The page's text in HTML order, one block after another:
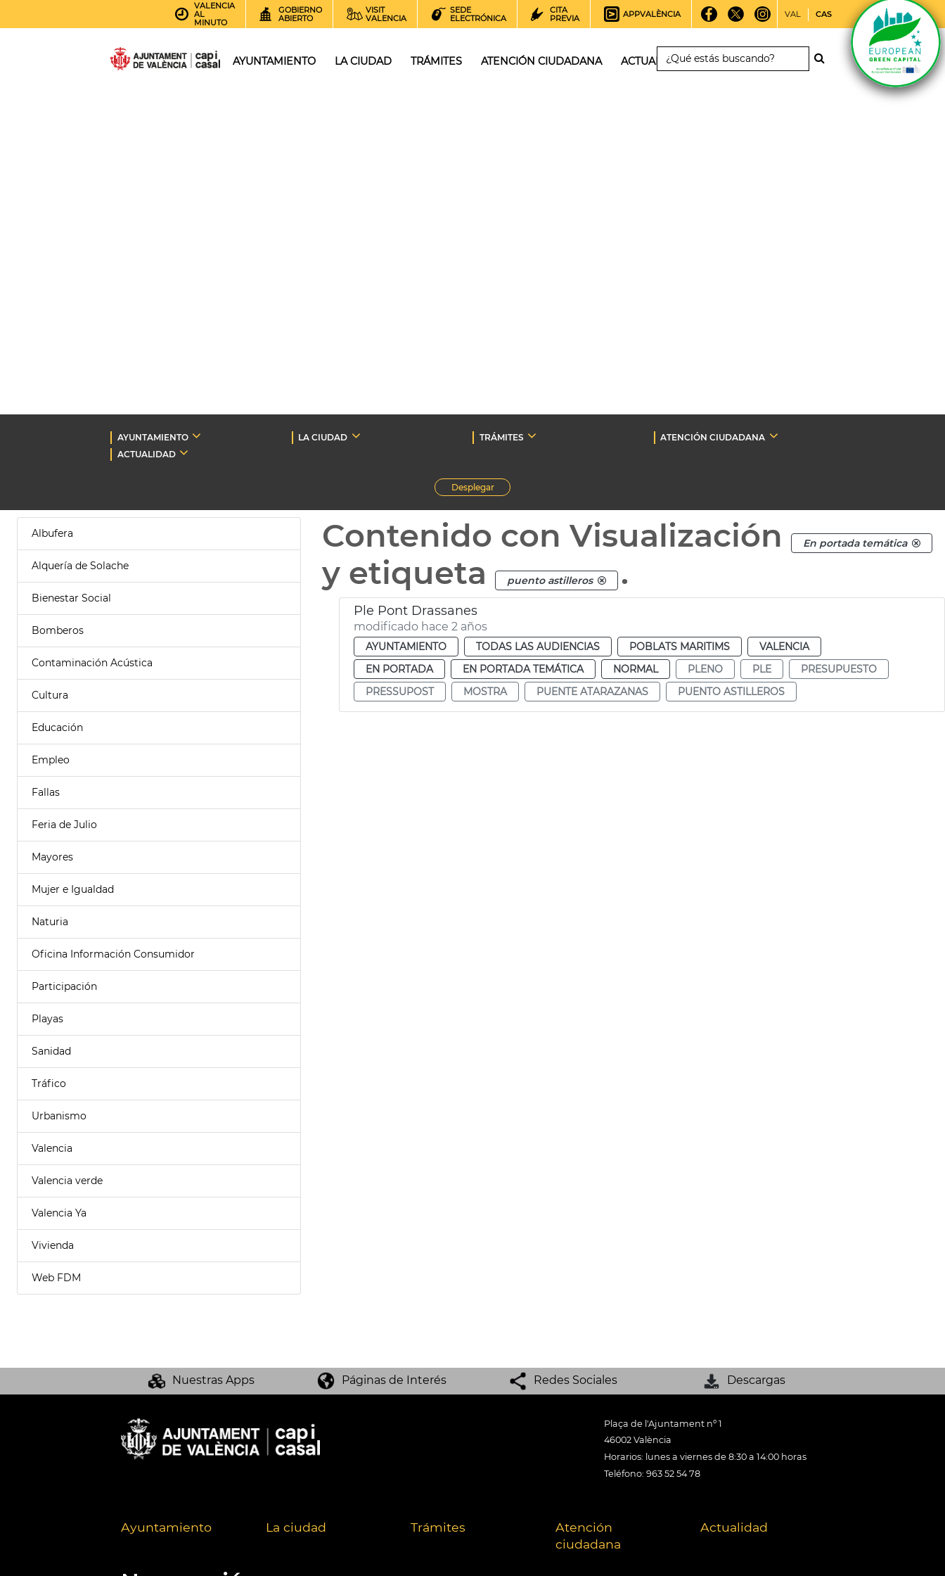
VALENCIA
AL
MINUTO
GOBIERNO
ABIERTO
VISIT
VALENCIA
SEDE
ELECTRÓNICA
CITA
PREVIA
APPVALÈNCIA VAL CAS
AYUNTAMIENTO LA CIUDAD TRÁMITES ATENCIÓN CIUDADANA ACTUALIDAD
AYUNTAMIENTO LA CIUDAD TRÁMITES
ATENCIÓN CIUDADANA
ACTUALIDAD
Desplegar
Albufera
Alquería de Solache
Bienestar Social
Bomberos
Contaminación Acústica
Cultura
Educación
Empleo
Fallas
Feria de Julio
Mayores
Mujer e Igualdad
Naturia
Oficina Información Consumidor
Participación
Playas
Sanidad
Tráfico
Urbanismo
Valencia
Valencia verde
Valencia Ya
Vivienda
Web FDM
Contenido con Visualización En portada temática
y etiqueta puento astilleros .
Ple Pont Drassanes
modificado hace 2 años
AYUNTAMIENTO TODAS LAS AUDIENCIAS POBLATS MARITIMS
VALENCIA
EN PORTADA
EN PORTADA TEMÁTICA NORMAL PLENO PLE
PRESUPUESTO
PRESSUPOST
MOSTRA PUENTE ATARAZANAS PUENTO ASTILLEROS
Nuestras Apps Páginas de Interés Redes Sociales Descargas
Plaça de l'Ajuntament nº 1
46002 València
Horarios: lunes a viernes de 8:30 a 14:00 horas
Teléfono: 963 52 54 78
Ayuntamiento La ciudad Trámites
Atención
ciudadana
Actualidad